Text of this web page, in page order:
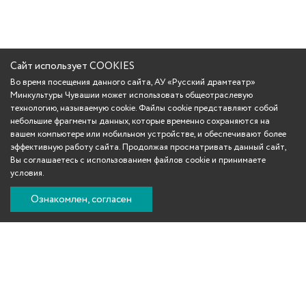
Сайт использует COOKIES
Во время посещения данного сайта, АУ «Русский драмтеатр»
Минкультуры Чувашии может использовать общеотраслевую
технологию, называемую cookie. Файлы cookie представляют собой
небольшие фрагменты данных, которые временно сохраняются на
вашем компьютере или мобильном устройстве, и обеспечивают более
эффективную работу сайта. Продолжая просматривать данный сайт,
Вы соглашаетесь с использованием файлов cookie и принимаете
условия.
Ознакомлен, согласен